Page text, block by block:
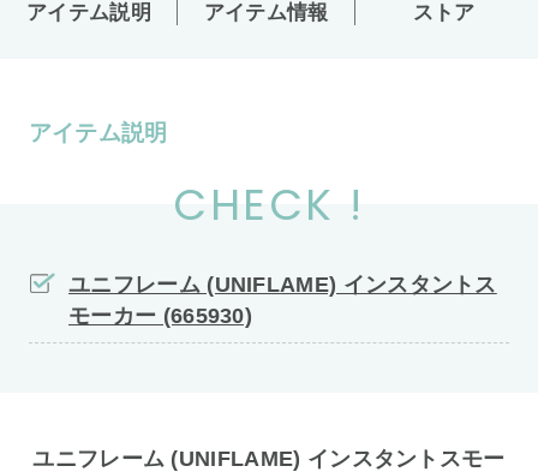
アイテム説明 アイテム情報 ストア
アイテム説明
CHECK !
ユニフレーム (UNIFLAME) インスタントス
モーカー (665930)
ユニフレーム (UNIFLAME) インスタントスモー